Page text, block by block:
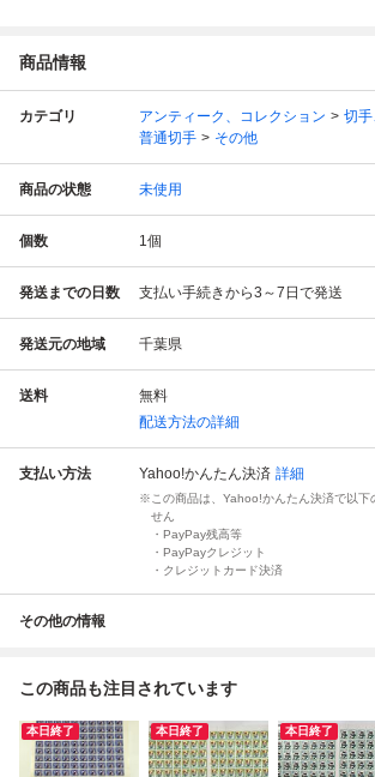
商品情報
カテゴリ アンティーク、コレクション 切手
普通切手
その他
商品の状態 未使用
個数 1個
発送までの日数 支払い手続きから3～7日で発送
発送元の地域 千葉県
送料
無料
配送方法の詳細
支払い方法 Yahoo!かんたん決済 詳細
この商品は、Yahoo!かんたん決済で以下
せん
・PayPay残高等
・PayPayクレジット
・クレジットカード決済
その他の情報
この商品も注目されています
本日終了 本日終了 本日終了